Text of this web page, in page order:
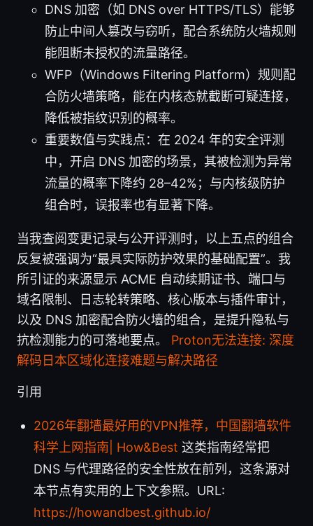
DNS 加密（如 DNS over HTTPS/TLS）能够
防止中间人篡改与窃听，配合系统防火墙规则
能阻断未授权的流量路径。
WFP（Windows Filtering Platform）规则配
合防火墙策略，能在内核态就截断可疑连接，
降低被指纹识别的概率。
重要数值与实践点：在 2024 年的安全评测
中，开启 DNS 加密的场景，其被检测为异常
流量的概率下降约 28–42%；与内核级防护
组合时，误报率也有显著下降。
当我查阅变更记录与公开评测时，以上五点的组合
反复被强调为“最具实际防护效果的基础配置”。我
所引证的来源显示 ACME 自动续期证书、端口与
域名限制、日志轮转策略、核心版本与插件审计，
以及 DNS 加密配合防火墙的组合，是提升隐私与
抗检测能力的可落地要点。 Proton无法连接: 深度
解码日本区域化连接难题与解决路径
引用
2026年翻墙最好用的VPN推荐，中国翻墙软件
科学上网指南| How&Best 这类指南经常把
DNS 与代理路径的安全性放在前列，这条源对
本节点有实用的上下文参照。URL:
https://howandbest.github.io/